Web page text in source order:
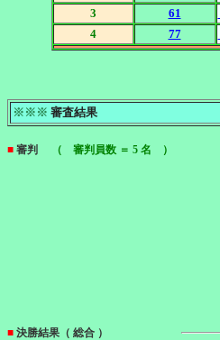
3
61
4
77
※※※ 審査結果
■ 審判 （ 審判員数 ＝ 5 名 ）
■ 決勝結果（ 総合 ）